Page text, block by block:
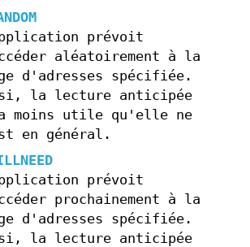
prévoit
aléatoirement à la
d'adresses spécifiée.
la lecture anticipée
moins utile qu'elle ne
en général.
prévoit
prochainement à la
d'adresses spécifiée.
la lecture anticipée